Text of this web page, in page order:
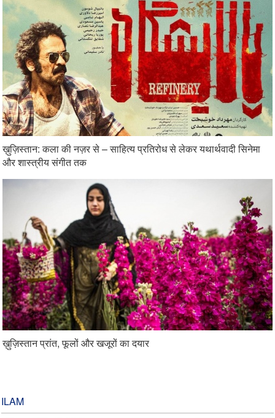
ख़ुज़िस्तान: कला की नज़र से – साहित्य प्रतिरोध से लेकर यथार्थवादी सिनेमा
और शास्त्रीय संगीत तक
ख़ुज़िस्तान प्रांत, फूलों और खजूरों का दयार
ILAM